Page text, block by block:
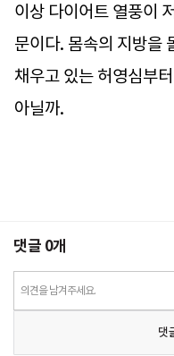
이상 다이어트 열풍이
문이다. 몸속의 지방을
채우고 있는 허영심부
아닐까.
댓글 0개
의견을 남겨주세요.
댓